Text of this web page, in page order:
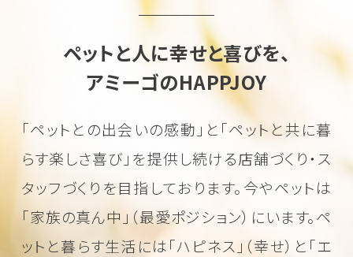
ペットと人に幸せと喜びを、
アミーゴのHAPPJOY
「ペットとの出会いの感動」と「ペットと共に暮
らす楽しさ喜び」を提供し続ける店舗づくり・ス
タッフづくりを目指しております。 今やペットは
「家族の真ん中」（最愛ポジション）にいます。ペ
ットと暮らす生活には「ハピネス」（幸せ）と「エ